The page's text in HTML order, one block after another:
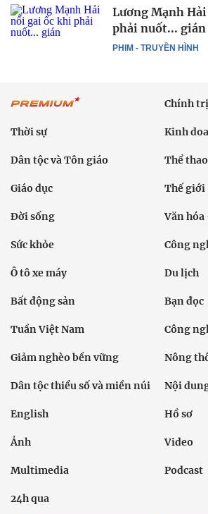
PHIM - TRUYỀN HÌNH
Lương Mạnh
phải nuốt... gián
Chính trị
Thời sự Kinh
Dân tộc và Tôn giáo Thể thao
Giáo dục Thế giới
Đời sống Văn
Sức khỏe Công
Ô tô xe máy Du lịch
Bất động sản Bạn đọc
Tuần Việt Nam Công
Giảm nghèo bền vững Nông
Dân tộc thiểu số và miền núi Nội
English Hồ sơ
Ảnh Video
Multimedia Podcast
24h qua